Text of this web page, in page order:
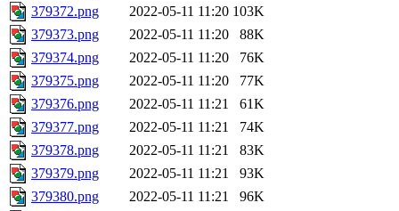
379372.png
2022-05-11 11:20 103K
379373.png
2022-05-11 11:20
88K
379374.png
2022-05-11 11:20
76K
379375.png
2022-05-11 11:20
77K
379376.png
2022-05-11 11:21
61K
379377.png
2022-05-11 11:21
74K
379378.png
2022-05-11 11:21
83K
379379.png
2022-05-11 11:21
93K
379380.png
2022-05-11 11:21
96K